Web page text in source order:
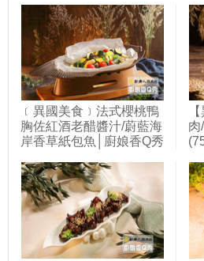
﹝異國美食﹞法式櫻桃鴨
胸佐紅酒老醋醬汁/蔚藍海
岸香草紙包魚│廚娘香Q秀
肉